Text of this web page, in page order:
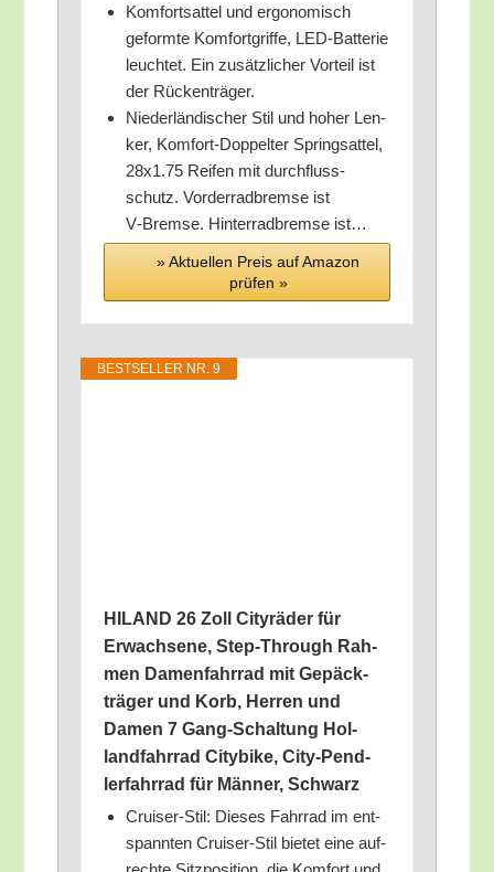
Kom­fort­sat­tel und ergo­no­misch
geform­te Kom­fort­grif­fe, LED-Bat­te­rie
leuch­tet. Ein zusätz­li­cher Vor­teil ist
der Rückenträger.
Nie­der­län­di­scher Stil und hoher Len­
ker, Kom­fort-Dop­pel­ter Spring­sat­tel,
28x1.75 Rei­fen mit durch­fluss­
schutz. Vor­der­rad­brem­se ist
V‑Bremse. Hin­ter­rad­brem­se ist…
» Aktu­el­len Preis auf Ama­zon
prü­fen »
BEST­SEL­LER NR. 9
HILAND 26 Zoll City­rä­der für
Erwach­se­ne, Step-Through Rah­
men Damen­fahr­rad mit Gepäck­
trä­ger und Korb, Her­ren und
Damen 7 Gang-Schal­tung Hol­
land­fahr­rad City­bike, City-Pend­
ler­fahr­rad für Män­ner, Schwarz
Crui­ser-Stil: Die­ses Fahr­rad im ent­
spann­ten Crui­ser-Stil bie­tet eine auf­